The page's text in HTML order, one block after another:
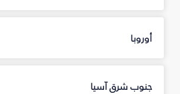
أوروبا
جنوب شرق آسيا